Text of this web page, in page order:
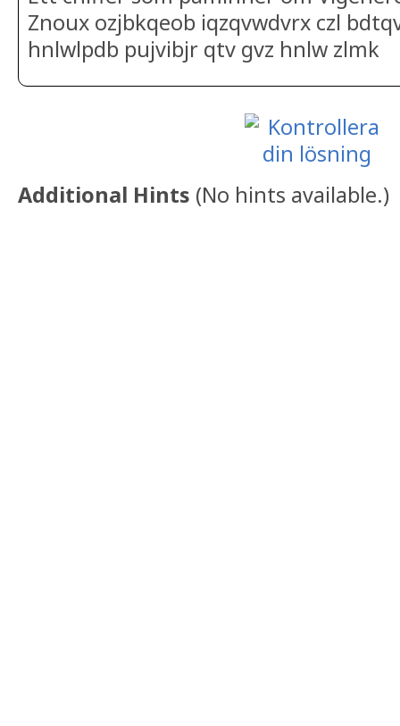
Znoux ozjbkqeob iqzqvwdvrx czl
hnlwlpdb pujvibjr qtv gvz hnlw zlmk
Additional Hints (No hints available.)